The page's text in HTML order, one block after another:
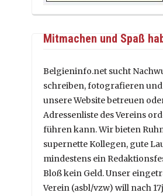
Mitmachen und Spaß
Belgieninfo.net sucht
schreiben, fotografieren
unsere Website betreuen
Adressenliste des Vereins
führen kann. Wir bieten
supernette Kollegen, gute
mindestens ein
Bloß kein Geld. Unser
Verein (asbl/vzw) will nach